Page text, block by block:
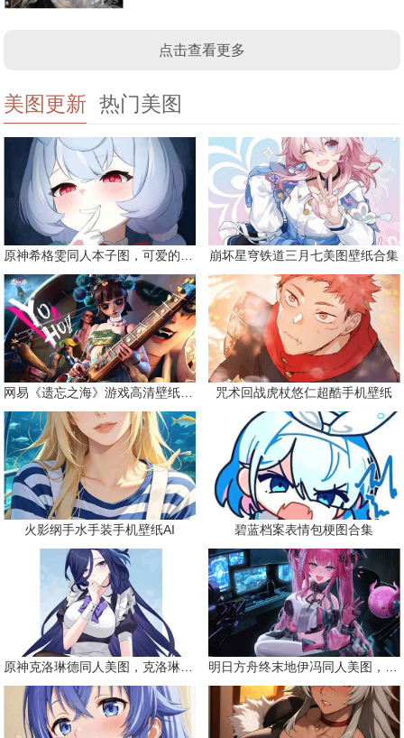
点击查看更多
美图更新 热门美图
原神希格雯同人本子图，可爱的双马尾 崩坏星穹铁道三月七美图壁纸合集
网易《遗忘之海》游戏高清壁纸精选 咒术回战虎杖悠仁超酷手机壁纸
火影纲手水手装手机壁纸AI 碧蓝档案表情包梗图合集
原神克洛琳德同人美图，克洛琳德战败会怎样 明日方舟终末地伊冯同人美图，粉毛恶魔伊冯